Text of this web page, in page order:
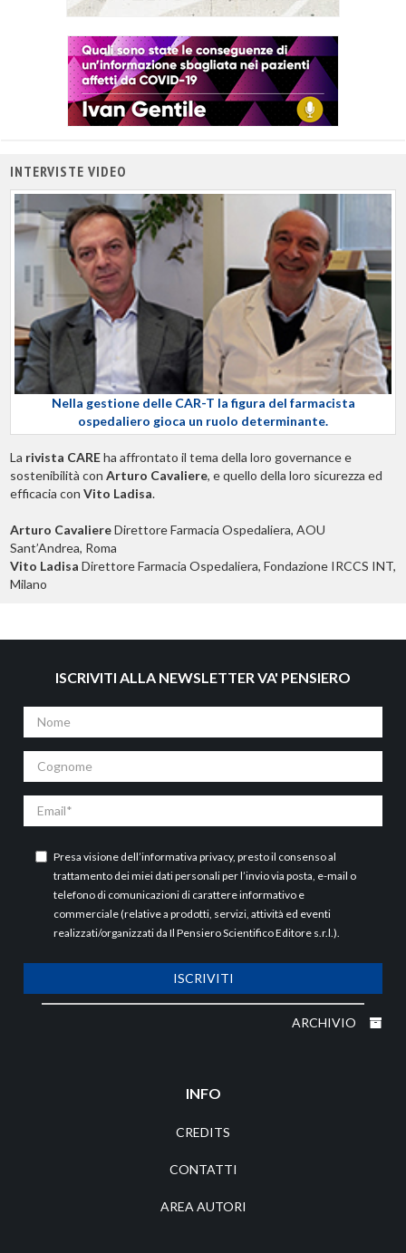
INTERVISTE VIDEO
Nella gestione delle CAR-T la figura del farmacista
ospedaliero gioca un ruolo determinante.
La rivista CAREha affrontato il tema della loro governance e
sostenibilità con Arturo Cavaliere, e quello della loro sicurezza ed
efficacia con Vito Ladisa.
Arturo CavaliereDirettore Farmacia Ospedaliera, AOU
Sant’Andrea, Roma
Vito Ladisa Direttore Farmacia Ospedaliera, Fondazione IRCCS INT,
Milano
ISCRIVITI ALLA NEWSLETTER VA' PENSIERO
Nome
Cognome
Email
Presa visione dell’informativa privacy, presto il consenso al
trattamento dei miei dati personali per l’invio via posta, e-mail o
telefono di comunicazioni di carattere informativo e
commerciale (relative a prodotti, servizi, attività ed eventi
realizzati/organizzati da Il Pensiero Scientifico Editore s.r.l.).
ISCRIVITI
ARCHIVIO
INFO
CREDITS
CONTATTI
AREA AUTORI